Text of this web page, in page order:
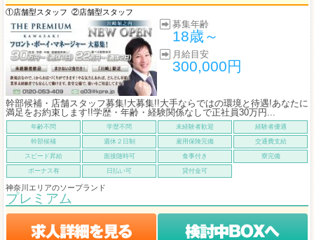
①店舗型スタッフ ②店舗型スタッフ
募集年齢
18歳～
月給目安
300,000円
幹部候補・店舗スタッフ募集!大募集!!大手ならではの環境と待遇!あなたに
満足をお約束します!!学歴・年齢・経験関係なしで正社員30万円...
年齢不問 学歴不問 未経験者歓迎 経験者優遇
幹部候補 週休２日制 雇用保険完備 交通費支給
スピード昇給 面接随時可 食事付き 寮完備
ボーナス有 日払い可 貸付金可
神奈川エリアのソープランド
プレミアム